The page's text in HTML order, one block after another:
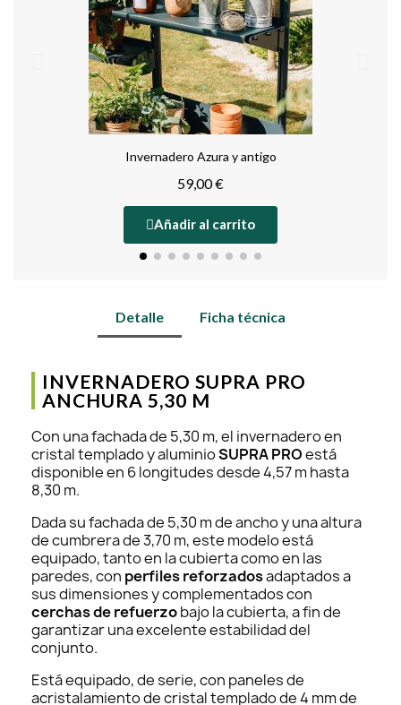
Invernadero Azura y antigo
59,00 €
Añadir al carrito
Detalle Ficha técnica
INVERNADERO SUPRA PRO
ANCHURA 5,30 M
Con una fachada de 5,30 m, el invernadero en
cristal templado y aluminioSUPRA PROestá
disponible en 6 longitudes desde 4,57 m hasta
8,30 m.
Dada su fachada de 5,30 m de ancho y una altura
de cumbrera de 3,70 m, este modelo está
equipado, tanto en la cubierta como en las
paredes, con perfiles reforzadosadaptados a
sus dimensiones y complementados con
cerchas de refuerzobajo la cubierta, a fin de
garantizar una excelente estabilidad del
conjunto.
Está equipado, de serie, con paneles de
acristalamiento de cristal templado de 4 mm de